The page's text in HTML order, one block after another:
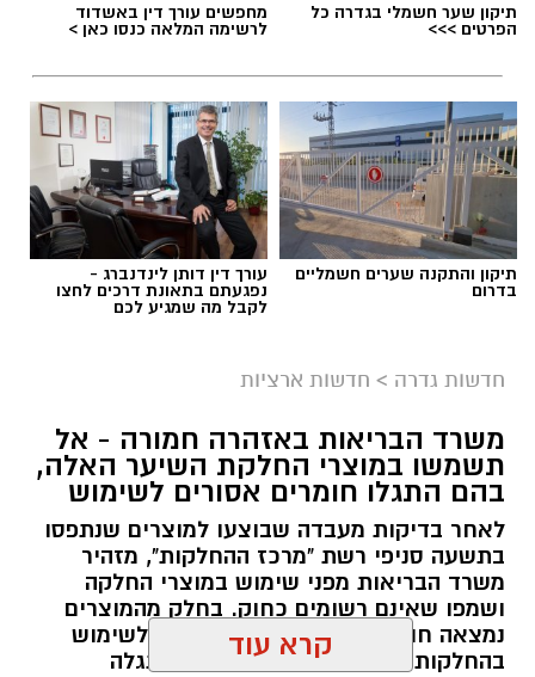
במסגרת התפקיד יידרש המועמד להוביל את תחום
מקצועי, לפתח תוכניות חינוכיות, ליצור אירועי תוכן
ופרויקטים ייחודיים ולעבוד מול קהלים מגוונים, תוך
חיבור בין עולם התרבות, החינוך והקהילה.
בין דרישות התפקיד:
תואר אקדמי המוכר על ידי המועצה להשכלה
גבוהה.
תיקון שער חשמלי בגדרה כל
הפרטים >>>
מחפשים עורך דין באשדוד
לרשימה המלאה כנסו כאן >
תיקון והתקנה שערים חשמליים
בדרום
עורך דין דותן לינדנברג -
נפגעתם בתאונת דרכים לחצו
לקבל מה שמגיע לכם
חדשות גדרה > חדשות ארציות
משרד הבריאות באזהרה חמורה - אל
תשמשו במוצרי החלקת השיער האלה,
בהם התגלו חומרים אסורים לשימוש
לאחר בדיקות מעבדה שבוצעו למוצרים שנתפסו
בתשעה סניפי רשת "מרכז ההחלקות", מזהיר
משרד הבריאות מפני שימוש במוצרי החלקה
ושמפו שאינם רשומים כחוק. בחלק מהמוצרים
נמצאה חומצה גליאוקסילית האסורה לשימוש
בהחלקות שיער, ובמוצרים נוספים התגלה